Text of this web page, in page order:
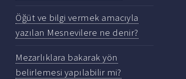
Öğüt ve bilgi vermek amacıyla
yazılan Mesnevilere ne denir?
Mezarlıklara bakarak yön
belirlemesi yapılabilir mi?